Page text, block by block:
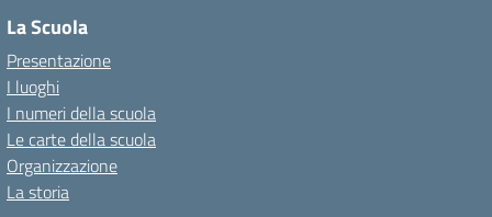
La Scuola
Presentazione
I luoghi
I numeri della scuola
Le carte della scuola
Organizzazione
La storia